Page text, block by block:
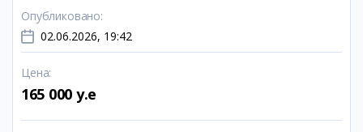
Опубликовано:
02.06.2026, 19:42
Цена:
165 000 y.e